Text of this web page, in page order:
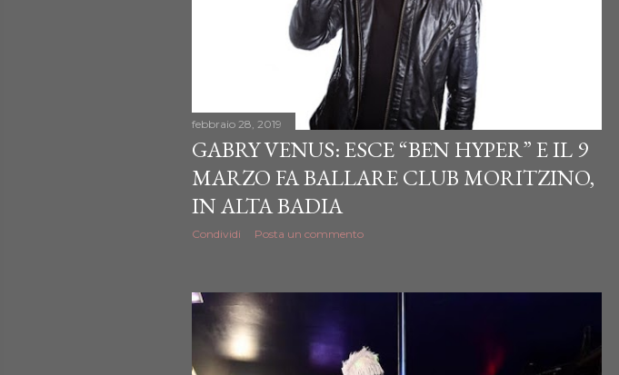
febbraio 28, 2019
GABRY VENUS: ESCE “BEN HYPER” E IL 9
MARZO FA BALLARE CLUB MORITZINO,
IN ALTA BADIA
Condividi Posta un commento